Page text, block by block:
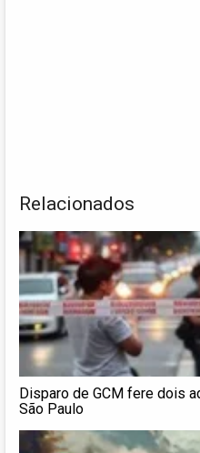
Relacionados
Disparo de GCM fere dois
São Paulo